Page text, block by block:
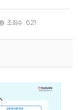
조회수 : 621